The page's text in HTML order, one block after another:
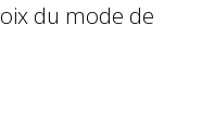
du mode de